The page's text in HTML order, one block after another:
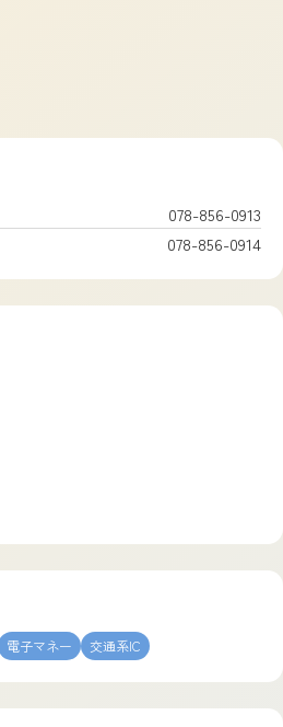
078-856-0913
078-856-0914
電子マネー 交通系IC